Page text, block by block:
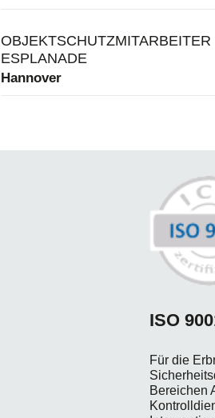
ESPLANADE
Hannover
ISO
Für die
Bereichen